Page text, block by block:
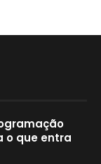
o que entra